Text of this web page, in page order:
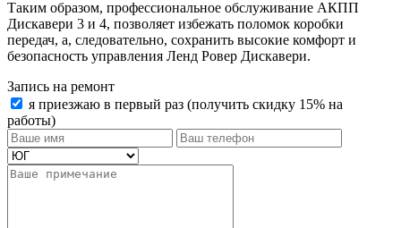
Таким образом, профессиональное обслуживание АКПП
Дискавери 3 и 4, позволяет избежать поломок коробки
передач, а, следовательно, сохранить высокие комфорт и
безопасность управления Ленд Ровер Дискавери.
Запись на ремонт
я приезжаю в первый раз (получить скидку 15% на
работы)